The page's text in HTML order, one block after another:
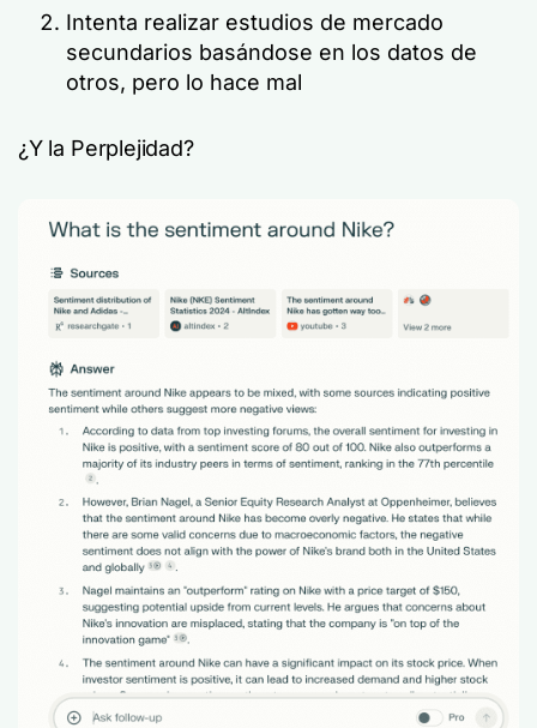
Intenta realizar estudios de mercado
secundarios basándose en los datos de
otros, pero lo hace mal
¿Y la Perplejidad?